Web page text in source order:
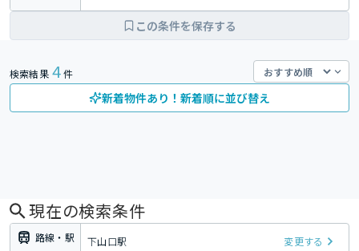
この条件を保存する
検索結果 4件
新着物件あり！新着順に並び替え
現在の検索条件
路線・駅 下山口駅 変更する